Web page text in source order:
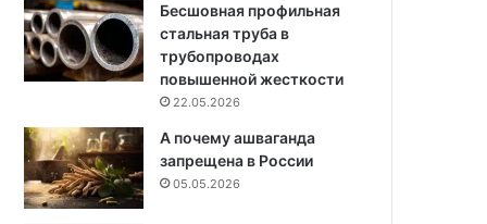
Бесшовная профильная
стальная труба в
трубопроводах
повышенной жесткости
22.05.2026
А почему ашваганда
запрещена в России
05.05.2026